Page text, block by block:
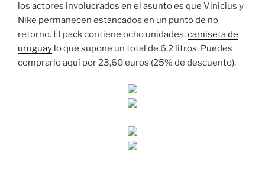
los actores involucrados en el asunto es que Vinicius y
Nike permanecen estancados en un punto de no
retorno. El pack contiene ocho unidades,camiseta de
uruguay lo que supone un total de 6,2 litros. Puedes
comprarlo aquí por 23,60 euros (25% de descuento).